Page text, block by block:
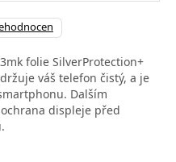
folie SilverProtection+
váš telefon čistý, a je
Dalším
displeje před